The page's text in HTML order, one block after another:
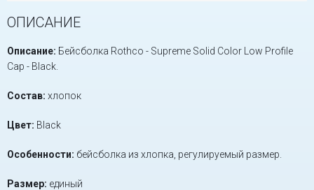
ОПИСАНИЕ
Описание: Бейсболка Rothco - Supreme Solid Color Low Profile
Cap - Black.
Состав: хлопок
Цвет: Black
Особенности: бейсболка из хлопка, регулируемый размер.
Размер: единый